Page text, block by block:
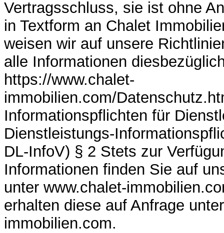
Vertragsschluss, sie ist ohne
in Textform an Chalet
weisen wir auf unsere
alle Informationen
https://www.chalet-
immobilien.com/
Informationspflichten für
Dienstleistungs-
DL-InfoV) § 2 Stets zur
Informationen finden Sie auf
unter www.chalet-
erhalten diese auf Anfrage
immobilien.com.